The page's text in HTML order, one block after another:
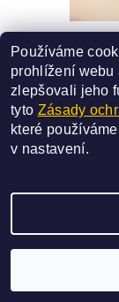
SMĚS ČÍSLO -
Používáme
prohlížení webu
zlepšovali jeho
tyto Zásady
které
v nastavení.